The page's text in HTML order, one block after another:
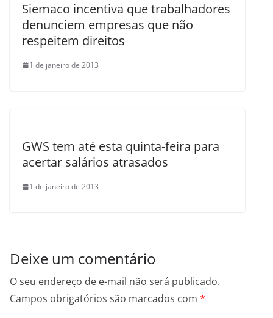
Siemaco incentiva que trabalhadores
denunciem empresas que não
respeitem direitos
1 de janeiro de 2013
GWS tem até esta quinta-feira para
acertar salários atrasados
1 de janeiro de 2013
Deixe um comentário
O seu endereço de e-mail não será publicado.
Campos obrigatórios são marcados com *